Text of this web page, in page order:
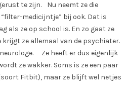
te zijn. Nu neemt ze die
medicijntje” bij ook. Dat is
als ze op school is. En zo gaat ze
ze allemaal van de psychiater.
Ze heeft er dus eigenlijk
ze wakker. Soms is ze een paar
Fitbit), maar ze blijft wel netjes